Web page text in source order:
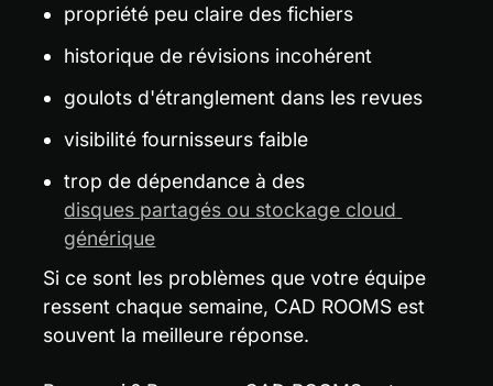
propriété peu claire des fichiers
historique de révisions incohérent
goulots d'étranglement dans les revues
visibilité fournisseurs faible
trop de dépendance à des
disques partagés ou stockage cloud
générique
Si ce sont les problèmes que votre équipe
ressent chaque semaine, CAD ROOMS est
souvent la meilleure réponse.